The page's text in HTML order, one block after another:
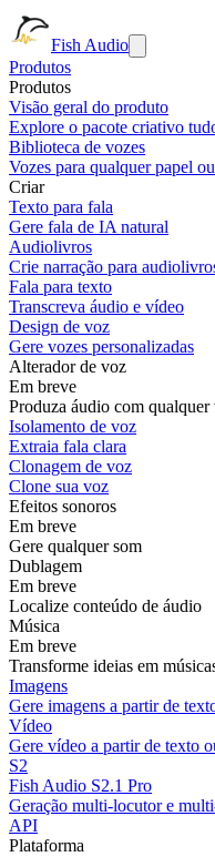
Fish Audio
Produtos
Produtos
Visão geral do produto
Explore o pacote criativo
Biblioteca de vozes
Vozes para qualquer papel
Criar
Texto para fala
Gere fala de IA natural
Audiolivros
Crie narração para
Fala para texto
Transcreva áudio e vídeo
Design de voz
Gere vozes personalizadas
Alterador de voz
Em breve
Produza áudio com qualquer
Isolamento de voz
Extraia fala clara
Clonagem de voz
Clone sua voz
Efeitos sonoros
Em breve
Gere qualquer som
Dublagem
Em breve
Localize conteúdo de áudio
Música
Em breve
Transforme ideias em
Imagens
Gere imagens a partir de
Vídeo
Gere vídeo a partir de texto
S2
Fish Audio S2.1 Pro
Geração multi-locutor e
API
Plataforma